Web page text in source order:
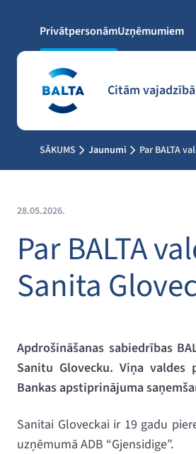
PrivātpersonāmUzņēmumiem
Citām
SĀKUMS Jaunumi Par BALTA
28.05.2026.
Par BALTA
Sanita
Apdrošināšanas sabiedrības
Sanitu Glovecku. Viņa
Bankas apstiprinājuma
Sanitai Gloveckai ir 19 gadu
uzņēmumā ADB “Gjensidige”.